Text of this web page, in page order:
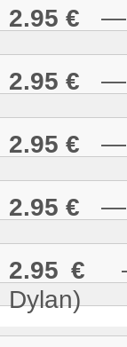
2.95 € —
2.95 € —
2.95 € —
2.95 € —
2.95 € —
Dylan)